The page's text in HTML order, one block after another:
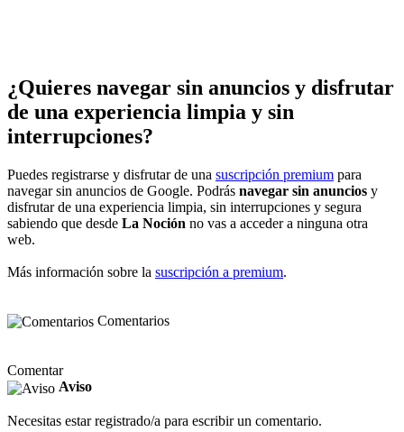
¿Quieres navegar sin anuncios y disfrutar
de una experiencia limpia y sin
interrupciones?
Puedes registrarse y disfrutar de una suscripción premium para
navegar sin anuncios de Google. Podrás navegar sin anuncios y
disfrutar de una experiencia limpia, sin interrupciones y segura
sabiendo que desde La Noción no vas a acceder a ninguna otra
web.
Más información sobre la suscripción a premium.
Comentarios
Comentar
Aviso
Necesitas estar registrado/a para escribir un comentario.